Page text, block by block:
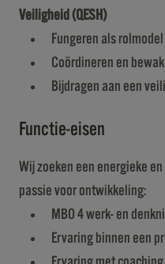
Veiligheid (QESH)
Fungeren als
Coördineren en
Bijdragen aan een
Functie-eisen
Wij zoeken een energieke
passie voor ontwikkeling:
MBO 4 werk- en
Ervaring binnen een